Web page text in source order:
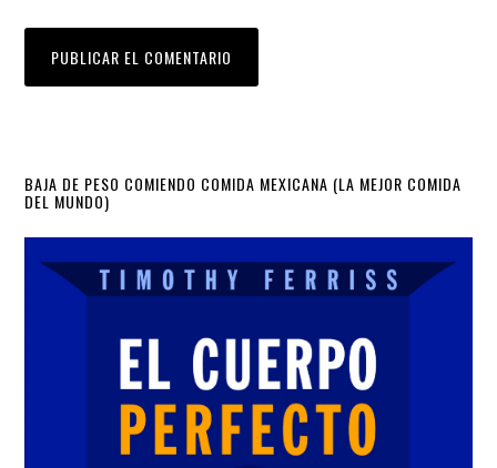
Primary
Sidebar
BAJA DE PESO COMIENDO COMIDA MEXICANA (LA MEJOR COMIDA
DEL MUNDO)